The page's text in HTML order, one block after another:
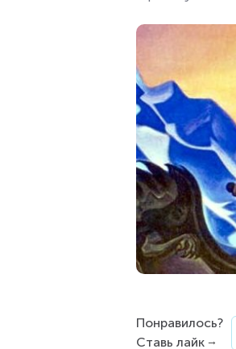
Понравилось?
Ставь лайк